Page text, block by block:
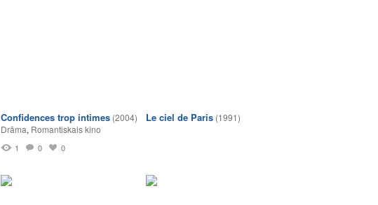
Confidences trop intimes (2004)
Drāma, Romantiskais kino
1 0 0
Le ciel de Paris (1991)